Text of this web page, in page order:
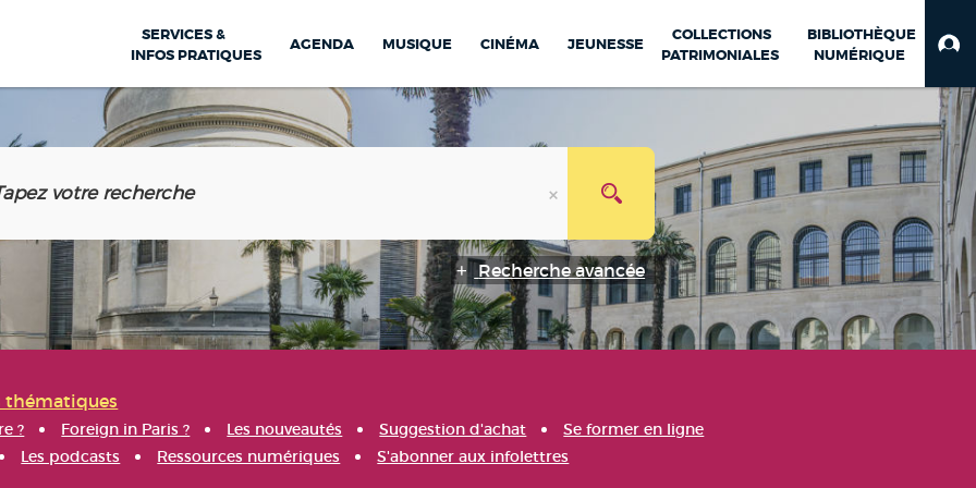
SERVICES &
INFOS PRATIQUES
AGENDA MUSIQUE CINÉMA JEUNESSE
COLLECTIONS
PATRIMONIALES
BIBLIOTHÈQUE
NUMÉRIQUE
Recherche avancée
thématiques
? Foreign in Paris ? Les nouveautés Suggestion d'achat
Se former en ligne
Les podcasts Ressources numériques S'abonner aux infolettres